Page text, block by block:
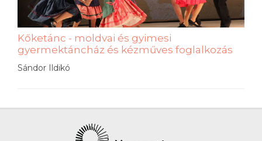
Kőketánc - moldvai és gyimesi
gyermektáncház és kézműves foglalkozás
Sándor Ildikó